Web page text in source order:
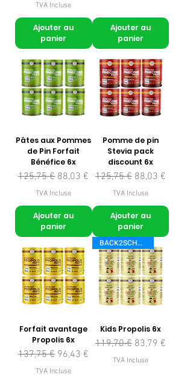
TVA Incluse
Ajouter au
panier
Ajouter au
panier
Pâtes aux Pommes
de Pin Forfait
Bénéfice 6x
Prix original
125,75 € Prix promotionnel
88,03 €
TVA Incluse
Ajouter au
panier
Pomme de pin
Stevia pack
discount 6x
Prix original
125,75 € Prix
88,03 €
TVA Incluse
Ajouter au
panier
Forfait avantage
Propolis 6x
Prix original
137,75 € Prix promotionnel
96,43 €
TVA Incluse
BACK2SCHOOL
Kids Propolis 6x
Prix original
119,70 € Prix
83,79 €
TVA Incluse